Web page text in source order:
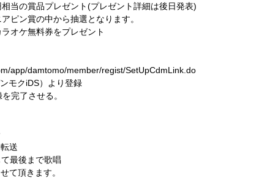
当の賞品プレゼント(プレゼント詳細は後日発表)
ピン賞の中から抽選となります。
オケ無料券をプレゼント
app/damtomo/member/regist/SetUpCdmLink.do
モクiDS）より登録
完了させる。
送
最後まで歌唱
て頂きます。